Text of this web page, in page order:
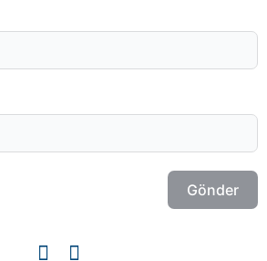
Gönder